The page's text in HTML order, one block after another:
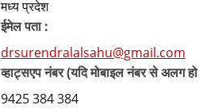
मध्य प्रदेश
ईमेल पता :
drsurendralalsahu@gmail.com
व्हाट्सएप नंबर (यदि मोबाइल नंबर से अलग
9425 384 384